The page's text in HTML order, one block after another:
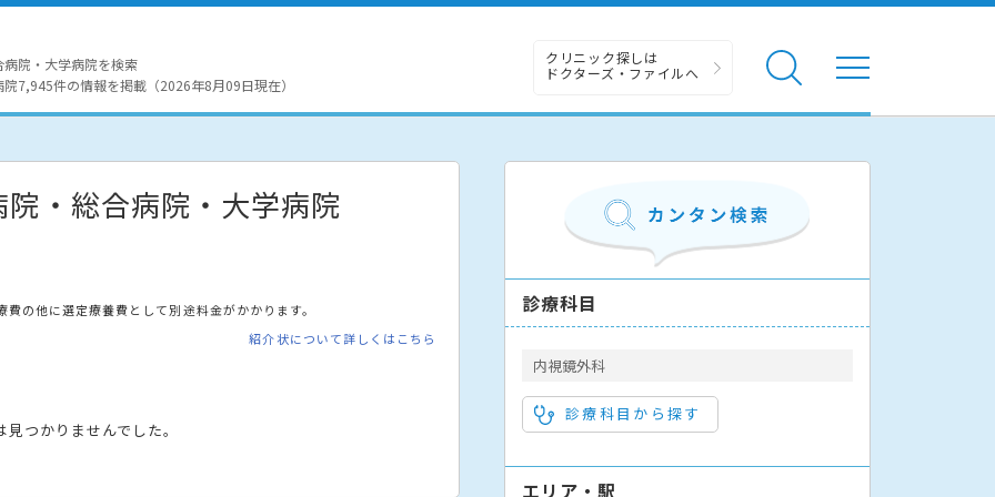
院・大学病院を検索
7,945件の情報を掲載（2026年8月09日現在）
クリニック探しは
ドクターズ・ファイルへ
院・総合病院・大学病院
の他に選定療養費として別途料金がかかります。
紹介状について詳しくはこちら
つかりませんでした。
診療科目
内視鏡外科
診療科目から探す
エリア・駅